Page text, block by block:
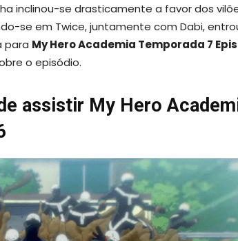
inclinou-se drasticamente a favor dos
se em Twice, juntamente com Dabi,
para My Hero Academia Temporada 7
o episódio.
assistir My Hero